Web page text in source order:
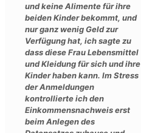
und keine Alimente für ihre
beiden Kinder bekommt, und
nur ganz wenig Geld zur
Verfügung hat, ich sagte zu
dass diese Frau Lebensmittel
und Kleidung für sich und ihre
Kinder haben kann. Im Stress
der Anmeldungen
kontrollierte ich den
Einkommensnachweis erst
beim Anlegen des